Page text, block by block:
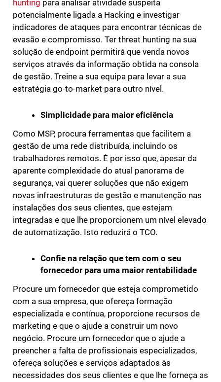
hunting para analisar atividade suspeita
potencialmente ligada a Hacking e investigar
indicadores de ataques para encontrar técnicas de
evasão e compromisso. Ter threat hunting na sua
solução de endpoint permitirá que venda novos
serviços através da informação obtida na consola
de gestão. Treine a sua equipa para levar a sua
estratégia go-to-market para outro nível.
Simplicidade para maior eficiência
Como MSP, procura ferramentas que facilitem a
gestão de uma rede distribuída, incluindo os
trabalhadores remotos. É por isso que, apesar da
aparente complexidade do atual panorama de
segurança, vai querer soluções que não exigem
novas infraestruturas de gestão e manutenção nas
instalações dos seus clientes, que estejam
integradas e que lhe proporcionem um nível elevado
de automatização. Isto reduzirá o TCO.
Confie na relação que tem com o seu
fornecedor para uma maior rentabilidade
Procure um fornecedor que esteja comprometido
com a sua empresa, que ofereça formação
especializada e contínua, proporcione recursos de
marketing e que o ajude a construir um novo
negócio. Procure um fornecedor que o ajude a
preencher a falta de profissionais especializados,
ofereça soluções e serviços adaptados às
necessidades dos seus clientes e que lhe forneça as